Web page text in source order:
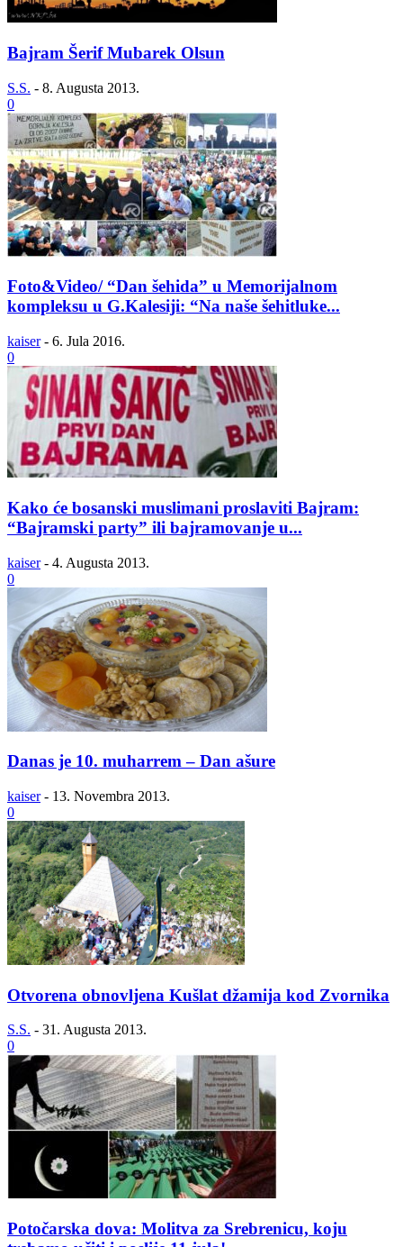
Bajram Šerif Mubarek Olsun
S.S. - 8. Augusta 2013.
0
Foto&Video/ “Dan šehida” u Memorijalnom
kompleksu u G.Kalesiji: “Na naše šehitluke...
kaiser - 6. Jula 2016.
0
Kako će bosanski muslimani proslaviti Bajram:
“Bajramski party” ili bajramovanje u...
kaiser - 4. Augusta 2013.
0
Danas je 10. muharrem – Dan ašure
kaiser - 13. Novembra 2013.
0
Otvorena obnovljena Kušlat džamija kod Zvornika
S.S. - 31. Augusta 2013.
0
Potočarska dova: Molitva za Srebrenicu, koju